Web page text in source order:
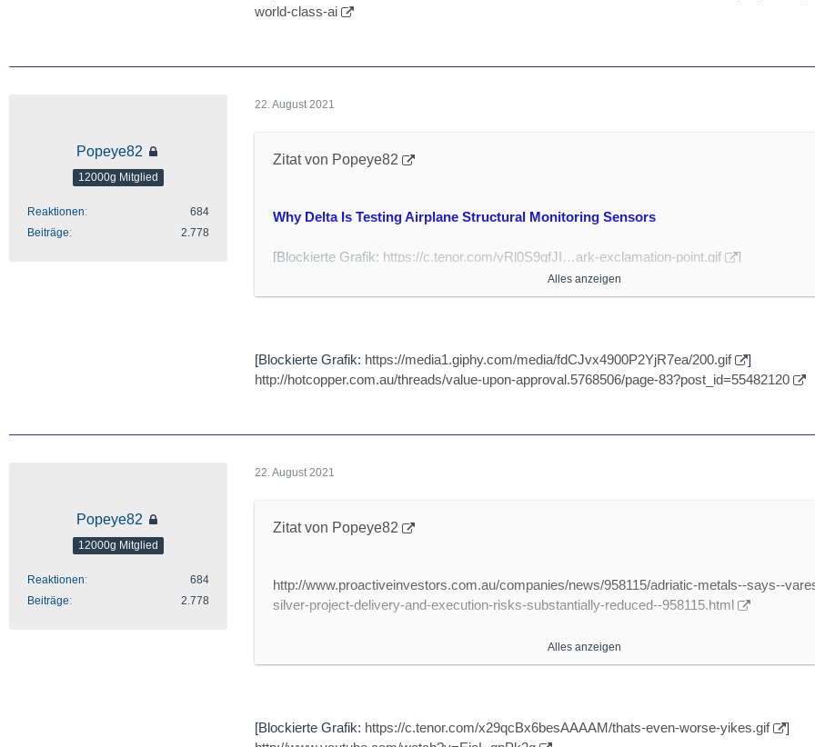
world-class-ai
Popeye82
12000g Mitglied
Reaktionen
684
Beiträge
2.778
22. August 2021
Zitat von Popeye82
Why Delta Is Testing Airplane Structural Monitoring Sensors
[Blockierte Grafik: https://c.tenor.com/yRl0S9qfJI…ark-exclamation-point.gif
]
http://aviationweek.com/mro/podcast/podcast-why-delta-testing-airplane-structural-
sensors
monitoring. Could this be a step toward moving airframe MRO to a more predictive
maintenance model, similar to that used by engines? David Piotrowski, Delta TechOps’
SMS CVM - How it works
http://www.youtube.com/watch?v=wDMq9oJURn4
SMS Systems PM200 Inspection Demo
Alles anzeigen
[Blockierte Grafik: https://media1.giphy.com/media/fdCJvx4900P2YjR7ea/200.gif
]
http://hotcopper.com.au/threads/value-upon-approval.5768506/page-83?post_id=55482120
Popeye82
12000g Mitglied
Reaktionen
684
Beiträge
2.778
22. August 2021
Zitat von Popeye82
http://www.proactiveinvestors.com.au/companies/news/958115/adriatic-metals--says--
silver-project-delivery-and-execution-risks-substantially-reduced--958115.html
http://www.youtube.com/watch?v=CjNr8aMjy9Q
Adriatic Metals PLC (LSE:ADT1)’s Paul Cronin joins Proactive London to discuss their
Alles anzeigen
[Blockierte Grafik: https://c.tenor.com/x29qcBx6besAAAAM/thats-even-worse-yikes.gif
]